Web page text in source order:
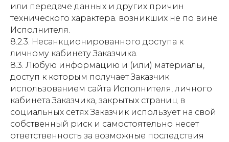
или передаче данных и других причин
технического характера. возникших не по вине
Исполнителя.
8.2.3. Несанкционированного доступа к
личному кабинету Заказчика.
8.3. Любую информацию и (или) материалы,
доступ к которым получает Заказчик
использованием сайта Исполнителя, личного
кабинета Заказчика, закрытых страниц в
социальных сетях Заказчик использует на свой
собственный риск и самостоятельно несет
ответственность за возможные последствия